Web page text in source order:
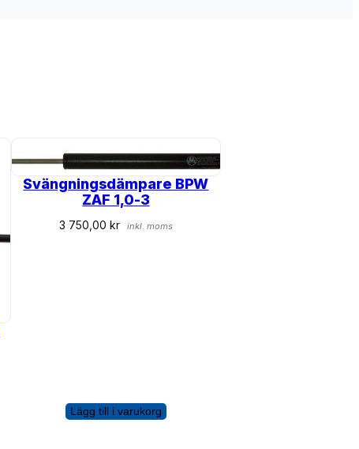
Svängningsdämpare BPW
ZAF 1,0-3
3 750,00 kr inkl. moms
Lägg till i varukorg